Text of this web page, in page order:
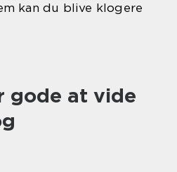
kan du blive klogere
gode at vide